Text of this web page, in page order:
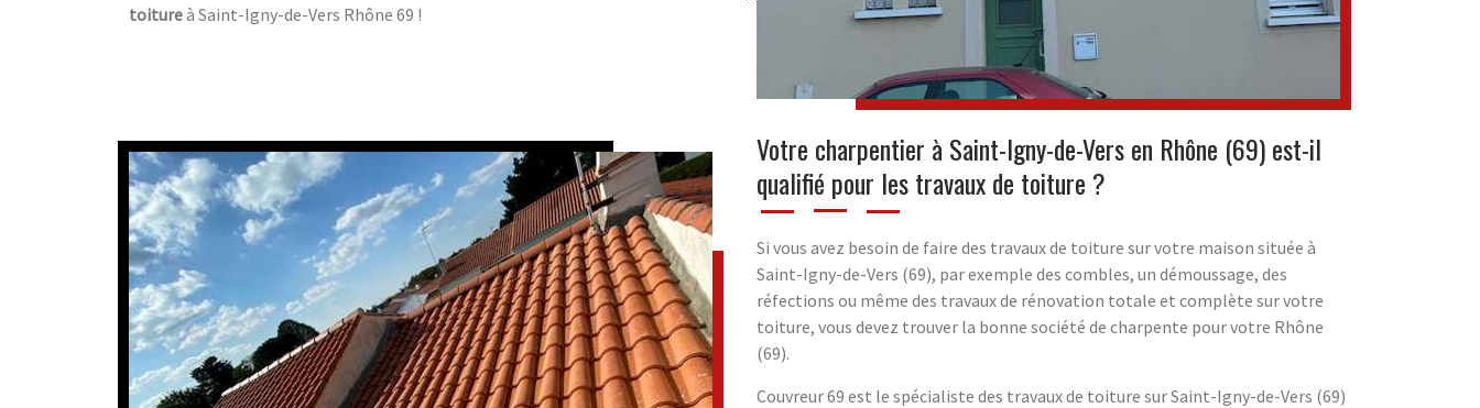
toitureà Saint-Igny-de-Vers Rhône 69 !
Votre charpentier à Saint-Igny-de-Vers en Rhône (69) est-il
qualifié pour les travaux de toiture ?
Si vous avez besoin de faire des travaux de toiture sur votre maison située à
Saint-Igny-de-Vers (69), par exemple des combles, un démoussage, des
réfections ou même des travaux de rénovation totale et complète sur votre
toiture, vous devez trouver la bonne société de charpente pour votre Rhône
(69).
Couvreur 69 est le spécialiste des travaux de toiture sur Saint-Igny-de-Vers (69)